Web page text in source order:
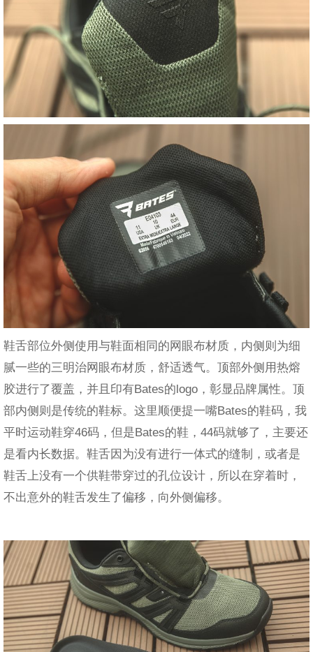
鞋舌部位外侧使用与鞋面相同的网眼布材质，内侧则为细
腻一些的三明治网眼布材质，舒适透气。顶部外侧用热熔
胶进行了覆盖，并且印有Bates的logo，彰显品牌属性。顶
部内侧则是传统的鞋标。这里顺便提一嘴Bates的鞋码，我
平时运动鞋穿46码，但是Bates的鞋，44码就够了，主要还
是看内长数据。鞋舌因为没有进行一体式的缝制，或者是
鞋舌上没有一个供鞋带穿过的孔位设计，所以在穿着时，
不出意外的鞋舌发生了偏移，向外侧偏移。